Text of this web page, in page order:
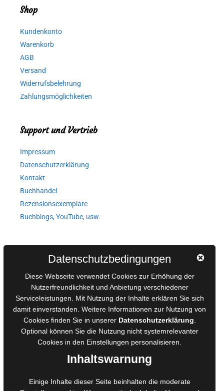
Shop
Kundenkonto
Warenkorb
AGB
Versand
Widerrufsbelehrung
Zahlungsmöglichkeiten
Support und Vertrieb
Impressum
Datenschutzerklärung
Kontakt
Buchhandel
Rezensionsexemplare
Buchblogs, YouTube, usw.
AGB für Medienprojekte
Online-Artikel
Manuskripte einreichen
Ausschreibungen
Belegexemplare
Eigenbedarfsexemplare
Datenschutzbedingungen
Diese Webseite verwendet Cookies zur Erhöhung der
Nutzerfreundlichkeit und Anbietung verschiedener
Serviceleistungen. Mit Nutzung der Inhalte erklären Sie sich
damit einverstanden. Weitere Informationen zur Nutzung von
Cookies finden Sie in unserer Datenschutzerklärung
Optional können Sie die Nutzung nicht systemrelevanter
Cookies in den Einstellungen personalisieren.
Inhaltswarnung
Einige Inhalte dieser Seite beinhalten die moderate